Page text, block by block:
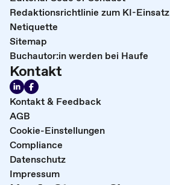
Redaktionsrichtlinie zum KI-Einsatz
Netiquette
Sitemap
Buchautor:in werden bei Haufe
Kontakt
Kontakt & Feedback
AGB
Cookie-Einstellungen
Compliance
Datenschutz
Impressum